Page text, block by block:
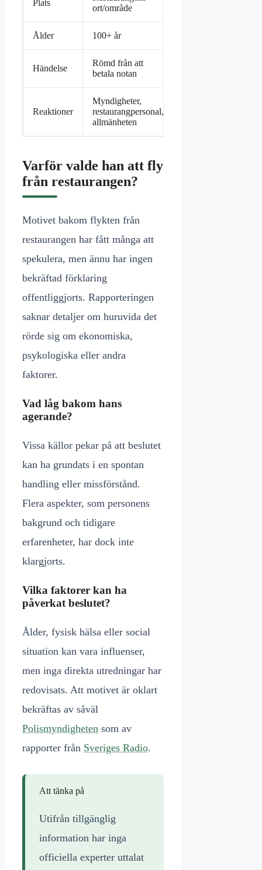
Plats
ort/område
Ålder 100+ år
Händelse
Römd från att
betala notan
Reaktioner
Myndigheter,
restaurangpersonal,
allmänheten
Varför valde han att fly
från restaurangen?
Motivet bakom flykten från
restaurangen har fått många att
spekulera, men ännu har ingen
bekräftad förklaring
offentliggjorts. Rapporteringen
saknar detaljer om huruvida det
rörde sig om ekonomiska,
psykologiska eller andra
faktorer.
Vad låg bakom hans
agerande?
Vissa källor pekar på att beslutet
kan ha grundats i en spontan
handling eller missförstånd.
Flera aspekter, som personens
bakgrund och tidigare
erfarenheter, har dock inte
klargjorts.
Vilka faktorer kan ha
påverkat beslutet?
Ålder, fysisk hälsa eller social
situation kan vara influenser,
men inga direkta utredningar har
redovisats. Att motivet är oklart
bekräftas av såväl
Polismyndigheten som av
rapporter från Sveriges Radio.
Att tänka på
Utifrån tillgänglig
information har inga
officiella experter uttalat